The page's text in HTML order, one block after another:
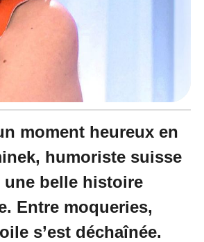
moment heureux en
humoriste suisse
une belle histoire
Entre moqueries,
s’est déchaînée.